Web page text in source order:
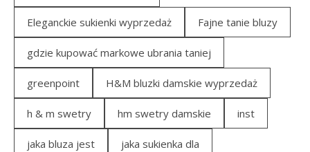
Eleganckie sukienki wyprzedaż Fajne tanie bluzy
gdzie kupować markowe ubrania taniej
greenpoint H&M bluzki damskie wyprzedaż
h & m swetry hm swetry damskie inst
jaka bluza jest jaka sukienka dla